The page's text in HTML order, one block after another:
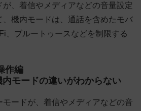
が、着信やメディアなどの音量設定
、機内モードは、通話を含めたモバ
、ブルートゥースなどを制限する
作編
モードの違いがわからない
ードが、着信やメディアなどの音